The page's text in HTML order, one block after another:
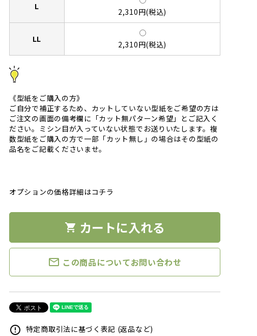
L
2,310円(税込)
LL
2,310円(税込)
《型紙をご購入の方》
ご自分で補正するため、カットしていない型紙をご希望の方は
ご注文の画面の備考欄に「カット無パターン希望」とご記入く
ださい。ミシン目が入っていない状態でお送りいたします。複
数型紙をご購入の方で一部「カット無し」の場合はその型紙の
品名をご記載くださいませ。
オプションの価格詳細はコチラ
shopping_cart カートに入れる
mail_outline この商品についてお問い合わせ
error_outline 特定商取引法に基づく表記 (返品など)